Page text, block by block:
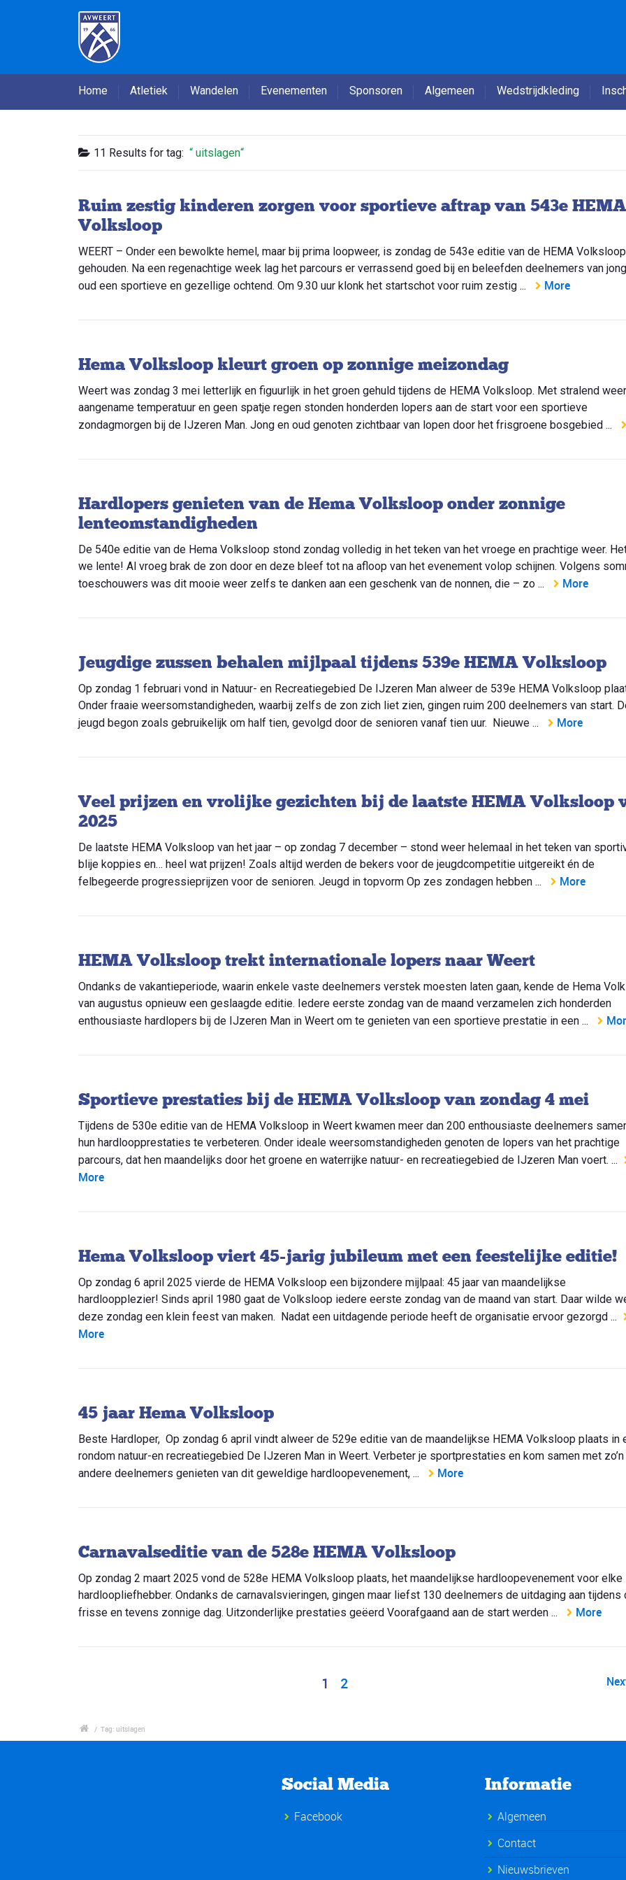
Home Atletiek Wandelen Evenementen Sponsoren Algemeen Wedstrijdkleding
11 Results for tag: uitslagen
Ruim zestig kinderen zorgen voor sportieve aftrap van 543e HEMA
Volksloop
WEERT – Onder een bewolkte hemel, maar bij prima loopweer, is zondag de 543e editie van de HEMA Volksloop
gehouden. Na een regenachtige week lag het parcours er verrassend goed bij en beleefden deelnemers van
oud een sportieve en gezellige ochtend. Om 9.30 uur klonk het startschot voor ruim zestig ...
More
Hema Volksloop kleurt groen op zonnige meizondag
Weert was zondag 3 mei letterlijk en figuurlijk in het groen gehuld tijdens de HEMA Volksloop. Met stralend
aangename temperatuur en geen spatje regen stonden honderden lopers aan de start voor een sportieve
zondagmorgen bij de IJzeren Man. Jong en oud genoten zichtbaar van lopen door het frisgroene bosgebied ...
Hardlopers genieten van de Hema Volksloop onder zonnige
lenteomstandigheden
De 540e editie van de Hema Volksloop stond zondag volledig in het teken van het vroege en prachtige weer.
we lente! Al vroeg brak de zon door en deze bleef tot na afloop van het evenement volop schijnen. Volgens
toeschouwers was dit mooie weer zelfs te danken aan een geschenk van de nonnen, die – zo ...
More
Jeugdige zussen behalen mijlpaal tijdens 539e HEMA Volksloop
Op zondag 1 februari vond in Natuur- en Recreatiegebied De IJzeren Man alweer de 539e HEMA Volksloop
Onder fraaie weersomstandigheden, waarbij zelfs de zon zich liet zien, gingen ruim 200 deelnemers van start.
jeugd begon zoals gebruikelijk om half tien, gevolgd door de senioren vanaf tien uur. Nieuwe ...
More
Veel prijzen en vrolijke gezichten bij de laatste HEMA Volksloop
2025
De laatste HEMA Volksloop van het jaar – op zondag 7 december – stond weer helemaal in het teken van
blije koppies en… heel wat prijzen! Zoals altijd werden de bekers voor de jeugdcompetitie uitgereikt én de
felbegeerde progressieprijzen voor de senioren. Jeugd in topvorm Op zes zondagen hebben ...
More
HEMA Volksloop trekt internationale lopers naar Weert
Ondanks de vakantieperiode, waarin enkele vaste deelnemers verstek moesten laten gaan, kende de Hema
van augustus opnieuw een geslaagde editie. Iedere eerste zondag van de maand verzamelen zich honderden
enthousiaste hardlopers bij de IJzeren Man in Weert om te genieten van een sportieve prestatie in een ...
Sportieve prestaties bij de HEMA Volksloop van zondag 4 mei
Tijdens de 530e editie van de HEMA Volksloop in Weert kwamen meer dan 200 enthousiaste deelnemers
hun hardloopprestaties te verbeteren. Onder ideale weersomstandigheden genoten de lopers van het prachtige
parcours, dat hen maandelijks door het groene en waterrijke natuur- en recreatiegebied de IJzeren Man voert. ...
More
Hema Volksloop viert 45-jarig jubileum met een feestelijke editie!
Op zondag 6 april 2025 vierde de HEMA Volksloop een bijzondere mijlpaal: 45 jaar van maandelijkse
hardloopplezier! Sinds april 1980 gaat de Volksloop iedere eerste zondag van de maand van start. Daar wilde
deze zondag een klein feest van maken. Nadat een uitdagende periode heeft de organisatie ervoor gezorgd ...
More
45 jaar Hema Volksloop
Beste Hardloper, Op zondag 6 april vindt alweer de 529e editie van de maandelijkse HEMA Volksloop plaats in
rondom natuur-en recreatiegebied De IJzeren Man in Weert. Verbeter je sportprestaties en kom samen met
andere deelnemers genieten van dit geweldige hardloopevenement, ...
More
Carnavalseditie van de 528e HEMA Volksloop
Op zondag 2 maart 2025 vond de 528e HEMA Volksloop plaats, het maandelijkse hardloopevenement voor elke
hardloopliefhebber. Ondanks de carnavalsvieringen, gingen maar liefst 130 deelnemers de uitdaging aan tijdens
frisse en tevens zonnige dag. Uitzonderlijke prestaties geëerd Voorafgaand aan de start werden ...
More
1 2
/ Tag: uitslagen
Social Media
Facebook
Informatie
Algemeen
Contact
Nieuwsbrieven